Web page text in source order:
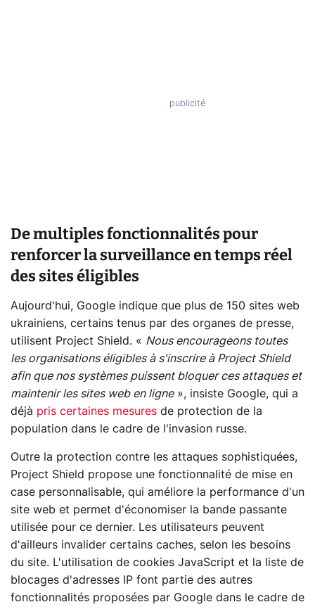
De multiples fonctionnalités pour
renforcer la surveillance en temps réel
des sites éligibles
Aujourd'hui, Google indique que plus de 150 sites web
ukrainiens, certains tenus par des organes de presse,
utilisent Project Shield. « Nous encourageons toutes
les organisations éligibles à s'inscrire à Project Shield
afin que nos systèmes puissent bloquer ces attaques et
maintenir les sites web en ligne», insiste Google, qui a
déjà pris certaines mesures de protection de la
population dans le cadre de l'invasion russe.
Outre la protection contre les attaques sophistiquées,
Project Shield propose une fonctionnalité de mise en
case personnalisable, qui améliore la performance d'un
site web et permet d'économiser la bande passante
utilisée pour ce dernier. Les utilisateurs peuvent
d'ailleurs invalider certains caches, selon les besoins
du site. L'utilisation de cookies JavaScript et la liste de
blocages d'adresses IP font partie des autres
fonctionnalités proposées par Google dans le cadre de